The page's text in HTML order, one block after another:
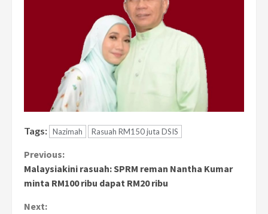
Tags: Nazimah Rasuah RM150 juta DSIS
Continue
Reading
Previous:
Malaysiakini rasuah: SPRM reman Nantha Kumar
minta RM100 ribu dapat RM20 ribu
Next: